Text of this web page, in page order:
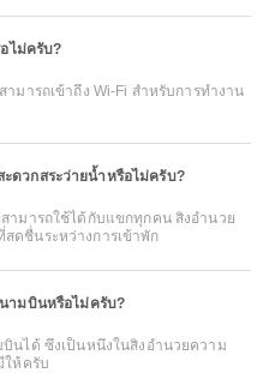
ไม่ครับ?
มารถเข้าถึง Wi-Fi สำหรับการทำงาน
ดวกสระว่ายน้ำหรือไม่ครับ?
ามารถใช้ได้กับแขกทุกคน สิ่งอำนวย
ดชื่นระหว่างการเข้าพัก
ามบินหรือไม่ครับ?
นได้ ซึ่งเป็นหนึ่งในสิ่งอำนวยความ
ให้ครับ